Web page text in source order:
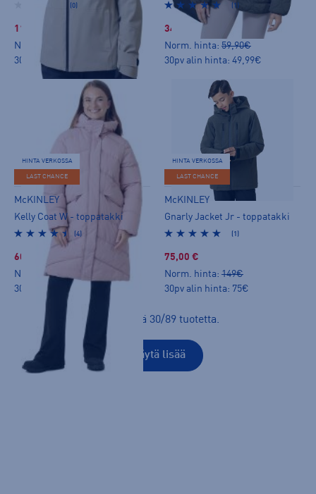
(0)
110,00 €
Norm. hinta:
30pv alin hinta: 110€
(1)
34,99 €
Norm. hinta: 59,90€
30pv alin hinta: 49,99€
HINTA VERKOSSA
LAST CHANCE
McKINLEY
Kelly Coat W - toppatakki
(4)
60,00 €
Norm. hinta:
30pv alin hinta: 60€
HINTA VERKOSSA
LAST CHANCE
McKINLEY
Gnarly Jacket Jr - toppatakki
(1)
75,00 €
Norm. hinta: 149€
30pv alin hinta: 75€
Näkyvissä 30/89 tuotetta.
Näytä lisää